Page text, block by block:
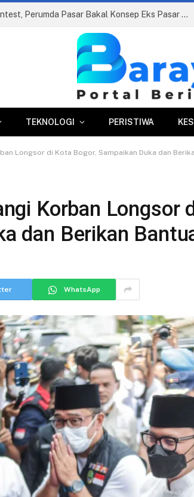
Siapkan Beauty Contest, Perumda Pasar Bakal Konsep Eks Pasar Bogor Jadi Kawasan Terpadu
TEKNOLOGI PERISTIWA
Longsor di Kota Bogor, Sampaikan Duka dan
Korban Longsor
dan Berikan
WhatsApp